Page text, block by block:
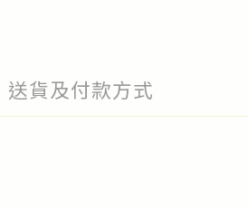
送貨及付款方式